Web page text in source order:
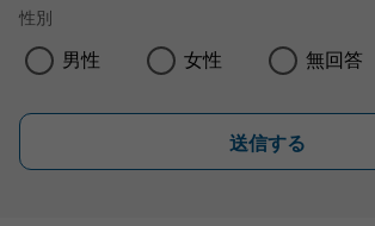
性別
男性 女性 無回答
送信する